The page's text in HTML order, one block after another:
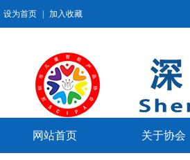
设为首页 加入收藏
网站首页 关于协会